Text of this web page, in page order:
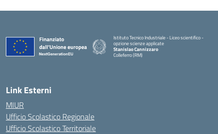
Istituto Tecnico Industriale - Liceo scientifico -
opzione scienze applicate
Stanislao Cannizzaro
Colleferro (RM)
Link Esterni
MIUR
Ufficio Scolastico Regionale
Ufficio Scolastico Territoriale